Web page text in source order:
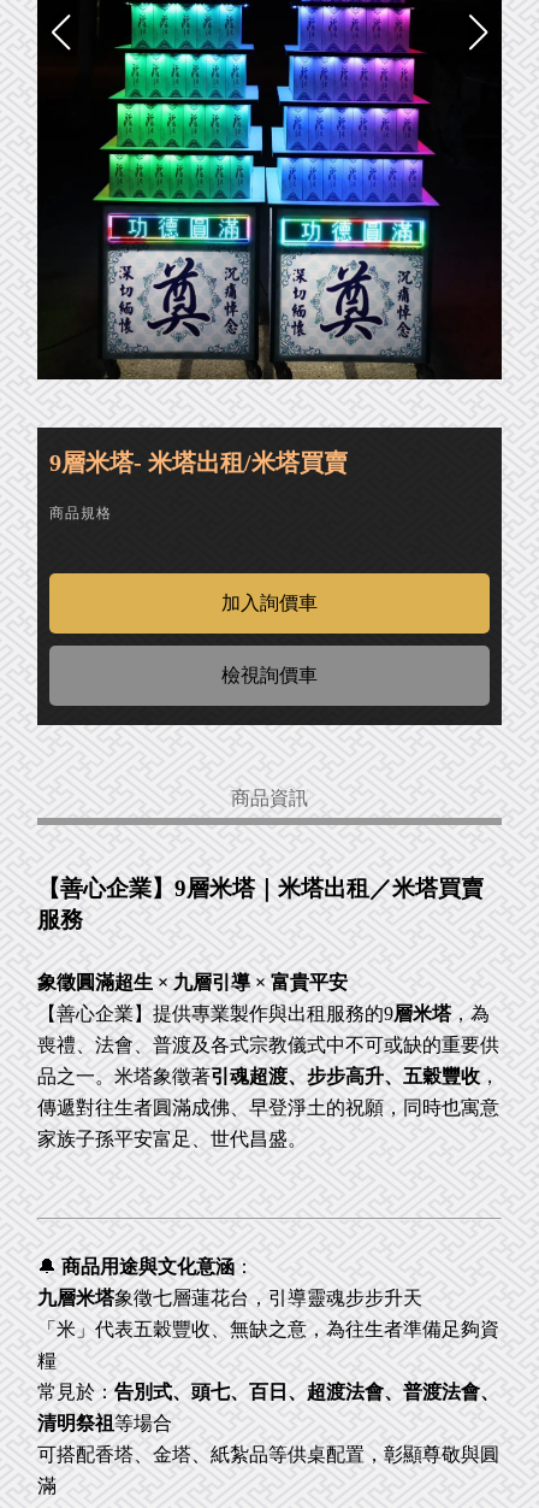
9層米塔- 米塔出租/米塔買賣
商品規格
檢視詢價車
商品資訊
【善心企業】9層米塔｜米塔出租／米塔買賣
服務
象徵圓滿超生 × 九層引導 × 富貴平安
【善心企業】提供專業製作與出租服務的9層米塔，為
喪禮、法會、普渡及各式宗教儀式中不可或缺的重要供
品之一。米塔象徵著引魂超渡、步步高升、五穀豐收 ，
傳遞對往生者圓滿成佛、早登淨土的祝願，同時也寓意
家族子孫平安富足、世代昌盛。
🔔商品用途與文化意涵 ：
九層米塔象徵七層蓮花台，引導靈魂步步升天
「米」代表五穀豐收、無缺之意，為往生者準備足夠資
糧
常見於：告別式、頭七、百日、超渡法會、普渡法會、
清明祭祖等場合
可搭配香塔、金塔、紙紮品等供桌配置，彰顯尊敬與圓
滿